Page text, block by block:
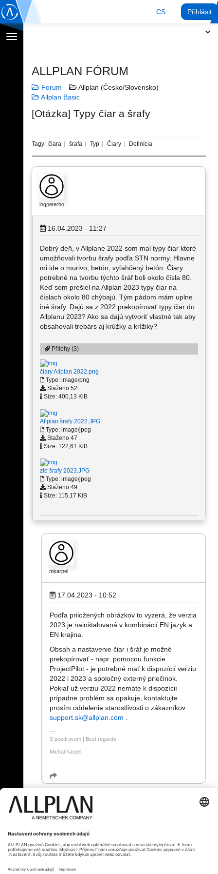
CS Přihlásit
Přepnout
ALLPLAN FÓRUM
Forum
Allplan (Česko/Slovensko)
Allplan Basic
[Otázka] Typy čiar a šrafy
Tagy: čiara šrafa Typ Čiary Definícia
ingpeterho…
16.04.2023 - 11:27
Dobrý deň, v Allplane 2022 som mal typy čiar ktoré
umožňovali tvorbu šrafy podľa STN normy. Hlavne
mi ide o murivo, betón, vyľahčený betón. Čiary
potrebné na tvorbu týchto šráf boli okolo čísla 80.
Keď som prešiel na Allplan 2023 typy čiar na
číslach okolo 80 chýbajú. Tým pádom mám uplne
iné šrafy. Dajú sa z 2022 prekopírovať typy čiar do
Allplanu 2023? Ako sa dajú vytvoriť vlastné tak aby
obsahovali trebárs aj krúžky a krížiky?
Přílohy (3)
čiary Allplan 2022.png
Type: image/png
Staženo 52
Size: 400,13 KiB
Allplan šrafy 2022.JPG
Type: image/jpeg
Staženo 47
Size: 122,61 KiB
zle šrafy 2023.JPG
Type: image/jpeg
Staženo 49
Size: 115,17 KiB
mkarpel
17.04.2023 - 10:52
Podľa priložených obrázkov to vyzerá, že verzia
2023 je nainštalovaná v kombinácií EN jazyk a
EN krajina.
Obsah a nastavenie čiar i šráf je možné
prekopírovať - napr. pomocou funkcie
ProjectPilot - je potrebné mať k dispozícií verziu
2022 i 2023 a spoločný externý priečinok.
Pokiaľ už verziu 2022 nemáte k dispozícií
prípadne problém sa opakuje, kontaktujte
prosím oddelenie starostlivosti o zákazníkov
support.sk@allplan.com
S pozdravom | Best regards
Michal Karpel